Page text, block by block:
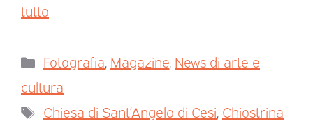
tutto
Fotografia, Magazine, News di arte e
cultura
Chiesa di Sant’Angelo di Cesi, Chiostrina